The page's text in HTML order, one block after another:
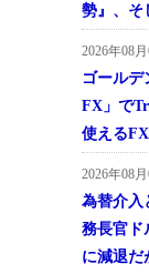
勢』、そ
2026年08
ゴール
FX」で
使える
2026年08
為替介入
務長官ド
に減退だ